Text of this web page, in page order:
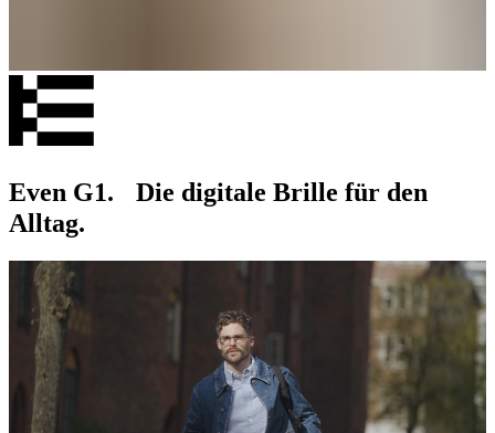
Even G1. Die digitale Brille für den
Alltag.